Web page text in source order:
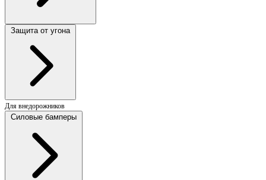
Защита от угона
Для внедорожников
Силовые бамперы